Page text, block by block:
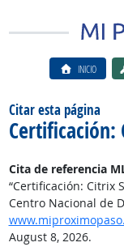
INICIO
Citar esta página
Certificación:
Cita de referencia
“Certificación: Citrix
Centro Nacional de
August 8, 2026.